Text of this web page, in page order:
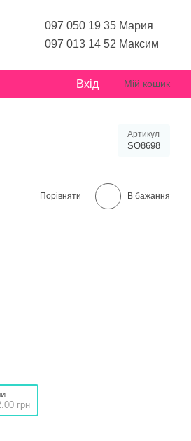
097 050 19 35 Мария
097 013 14 52 Максим
Вхід Мій кошик
Артикул
SO8698
Порівняти В бажання
грн